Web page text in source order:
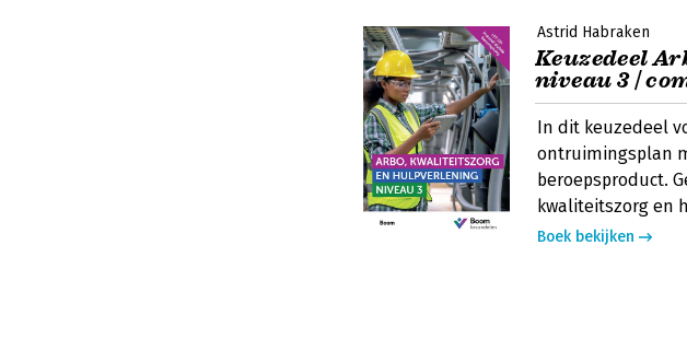
Astrid Habraken
Keuzedeel
niveau 3 |
In dit keuzedeel
ontruimingsplan
beroepsproduct.
kwaliteitszorg en
Boek bekijken